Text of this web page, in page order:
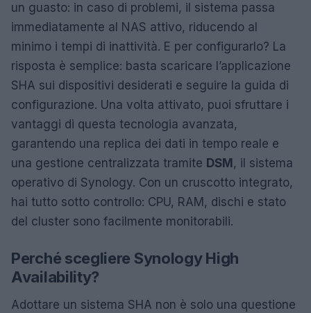
un guasto: in caso di problemi, il sistema passa
immediatamente al NAS attivo, riducendo al
minimo i tempi di inattività. E per configurarlo? La
risposta è semplice: basta scaricare l’applicazione
SHA sui dispositivi desiderati e seguire la guida di
configurazione. Una volta attivato, puoi sfruttare i
vantaggi di questa tecnologia avanzata,
garantendo una replica dei dati in tempo reale e
una gestione centralizzata tramite DSM , il sistema
operativo di Synology. Con un cruscotto integrato,
hai tutto sotto controllo: CPU, RAM, dischi e stato
del cluster sono facilmente monitorabili.
Perché scegliere Synology High
Availability?
Adottare un sistema SHA non è solo una questione